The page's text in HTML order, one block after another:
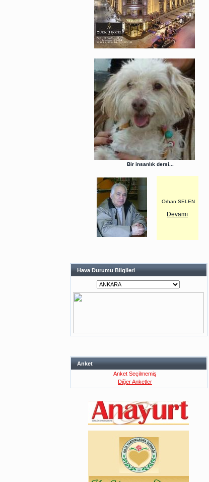
Bir insanlık dersi...
Orhan SELEN
Devamı
Hava Durumu Bilgileri
Anket
Anket Seçilmemiş
Diğer Anketler